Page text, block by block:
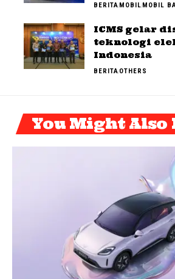
BERITAMOBILMOBIL
ICMS gelar
teknologi
Indonesia
BERITAOTHERS
You Might Also